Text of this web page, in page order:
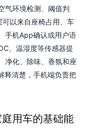
气环境检测、阈值判
以来自座椅占用、车
手机App确认或用户语
、温湿度等传感器提
净化、除味、香氛和座
释清楚，手机端负责把
用车的基础能